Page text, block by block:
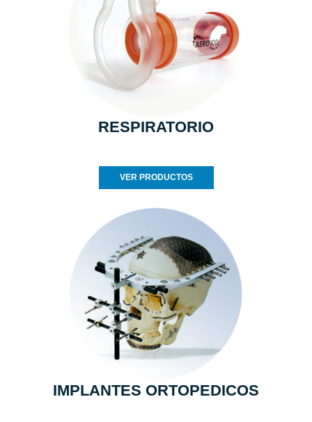
RESPIRATORIO
VER PRODUCTOS
IMPLANTES ORTOPEDICOS